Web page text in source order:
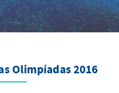
Olimpíadas 2016